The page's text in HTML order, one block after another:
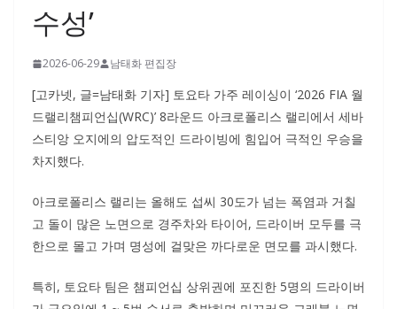
수성’
2026-06-29 남태화 편집장
[고카넷, 글=남태화 기자] 토요타 가주 레이싱이 ‘2026 FIA 월
드랠리챔피언십(WRC)’ 8라운드 아크로폴리스 랠리에서 세바
스티앙 오지에의 압도적인 드라이빙에 힘입어 극적인 우승을
차지했다.
아크로폴리스 랠리는 올해도 섭씨 30도가 넘는 폭염과 거칠
고 돌이 많은 노면으로 경주차와 타이어, 드라이버 모두를 극
한으로 몰고 가며 명성에 걸맞은 까다로운 면모를 과시했다.
특히, 토요타 팀은 챔피언십 상위권에 포진한 5명의 드라이버